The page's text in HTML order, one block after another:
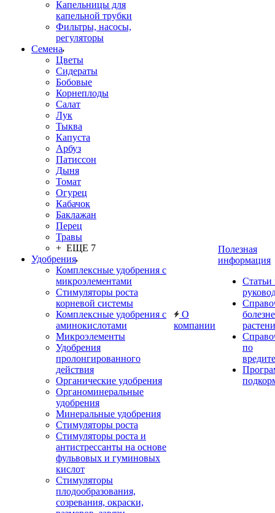
Капельницы для
капельной трубки
Фильтры, насосы,
регуляторы
Семена
Цветы
Сидераты
Бобовые
Корнеплоды
Салат
Лук
Тыква
Капуста
Арбуз
Патиссон
Дыня
Томат
Огурец
Кабачок
Баклажан
Перец
Травы
+ ЕЩЕ 7
Удобрения
Комплексные удобрения с
микроэлементами
Стимуляторы роста
корневой системы
Комплексные удобрения с
аминокислотами
Микроэлементы
Удобрения
пролонгированного
действия
Органические удобрения
Органоминеральные
удобрения
Минеральные удобрения
Стимуляторы роста
Стимуляторы роста и
антистрессанты на основе
фульвовых и гуминовых
кислот
Стимуляторы
плодообразования,
созревания, окраски,
О
компании
Полезная
информация
Статьи
по